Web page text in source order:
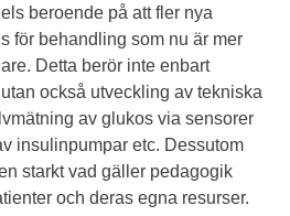
beroende på att fler nya
för behandling som nu är mer
Detta berör inte enbart
också utveckling av tekniska
av glukos via sensorer
insulinpumpar etc. Dessutom
starkt vad gäller pedagogik
och deras egna resurser.